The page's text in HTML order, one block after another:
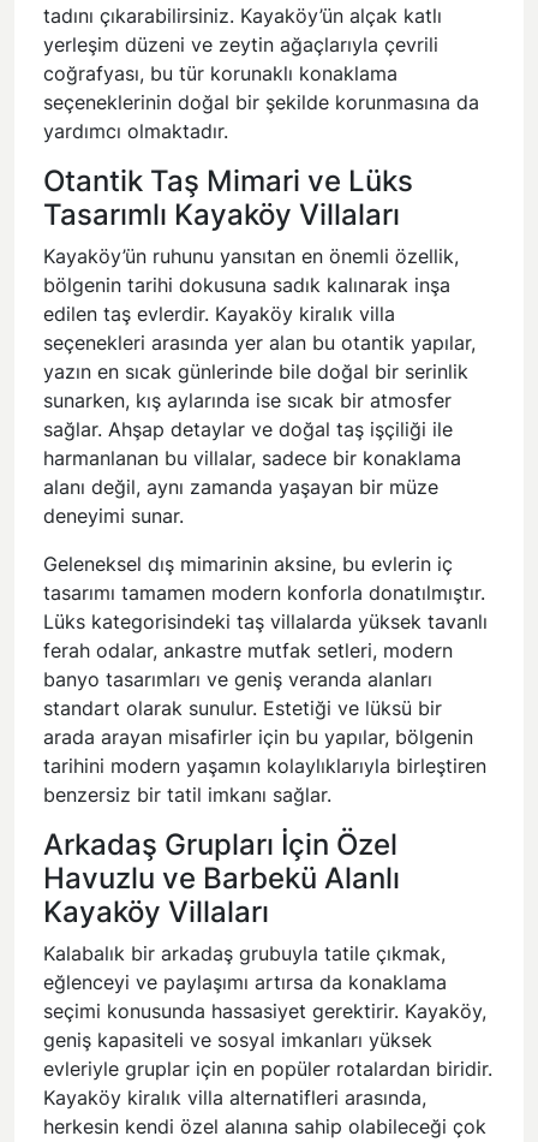
tadını çıkarabilirsiniz. Kayaköy’ün alçak katlı
yerleşim düzeni ve zeytin ağaçlarıyla çevrili
coğrafyası, bu tür korunaklı konaklama
seçeneklerinin doğal bir şekilde korunmasına da
yardımcı olmaktadır.
Otantik Taş Mimari ve Lüks
Tasarımlı Kayaköy Villaları
Kayaköy’ün ruhunu yansıtan en önemli özellik,
bölgenin tarihi dokusuna sadık kalınarak inşa
edilen taş evlerdir. Kayaköy kiralık villa
seçenekleri arasında yer alan bu otantik yapılar,
yazın en sıcak günlerinde bile doğal bir serinlik
sunarken, kış aylarında ise sıcak bir atmosfer
sağlar. Ahşap detaylar ve doğal taş işçiliği ile
harmanlanan bu villalar, sadece bir konaklama
alanı değil, aynı zamanda yaşayan bir müze
deneyimi sunar.
Geleneksel dış mimarinin aksine, bu evlerin iç
tasarımı tamamen modern konforla donatılmıştır.
Lüks kategorisindeki taş villalarda yüksek tavanlı
ferah odalar, ankastre mutfak setleri, modern
banyo tasarımları ve geniş veranda alanları
standart olarak sunulur. Estetiği ve lüksü bir
arada arayan misafirler için bu yapılar, bölgenin
tarihini modern yaşamın kolaylıklarıyla birleştiren
benzersiz bir tatil imkanı sağlar.
Arkadaş Grupları İçin Özel
Havuzlu ve Barbekü Alanlı
Kayaköy Villaları
Kalabalık bir arkadaş grubuyla tatile çıkmak,
eğlenceyi ve paylaşımı artırsa da konaklama
seçimi konusunda hassasiyet gerektirir. Kayaköy,
geniş kapasiteli ve sosyal imkanları yüksek
evleriyle gruplar için en popüler rotalardan biridir.
Kayaköy kiralık villa alternatifleri arasında,
herkesin kendi özel alanına sahip olabileceği çok